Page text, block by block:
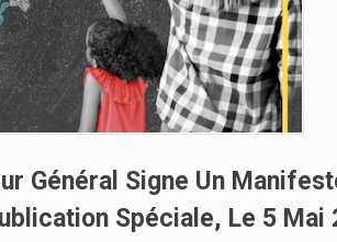
Général Signe Un
Spéciale, Le 5 Mai